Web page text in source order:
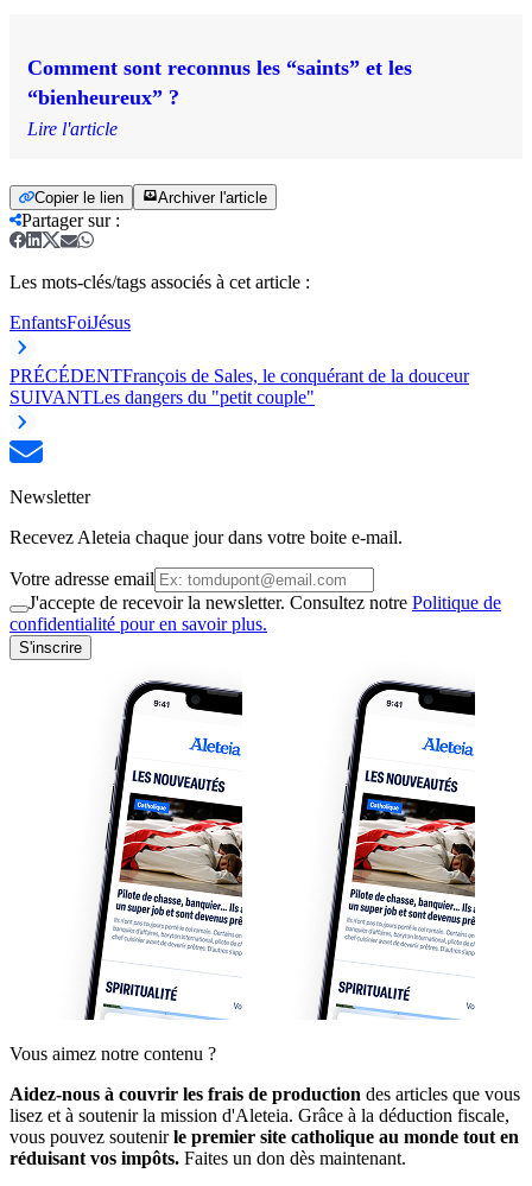
Comment sont reconnus les “saints” et les
“bienheureux” ?
Lire l'article
Copier le lien Archiver l'article
Partager sur:
Les mots-clés/tags associés à cet article :
EnfantsFoiJésus
PRÉCÉDENTFrançois de Sales, le conquérant de la douceur
SUIVANTLes dangers du "petit couple"
Newsletter
Recevez Aleteia chaque jour dans votre boite e-mail.
Votre adresse email
J'accepte de recevoir la newsletter. Consultez notre Politique de
confidentialité pour en savoir plus.
S'inscrire
Vous aimez notre contenu ?
Aidez-nous à couvrir les frais de production des articles que vous
lisez et à soutenir la mission d'Aleteia. Grâce à la déduction fiscale,
vous pouvez soutenirle premier site catholique au monde tout en
réduisant vos impôts. Faites un don dès maintenant.